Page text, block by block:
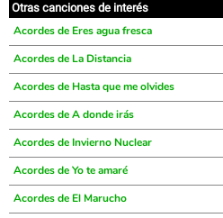
Otras canciones de interés
Acordes de Eres agua fresca
Acordes de La Distancia
Acordes de Hasta que me olvides
Acordes de A donde irás
Acordes de Invierno Nuclear
Acordes de Yo te amaré
Acordes de El Marucho